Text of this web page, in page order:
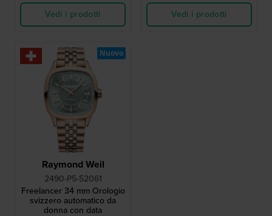
Vedi i prodotti
Vedi i prodotti
Raymond Weil
2490-P5-52061
Freelancer 34 mm Orologio
svizzero automatico da
donna con data
Nuovo